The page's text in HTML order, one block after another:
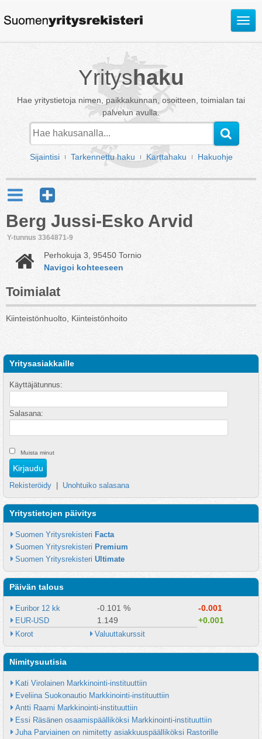
Avaa
Yrityshaku
Hae yritystietoja nimen, paikkakunnan, osoitteen, toimialan tai
palvelun avulla.
Sijaintisi Tarkennettu haku Karttahaku Hakuohje
Berg Jussi-Esko Arvid
Y-tunnus 3364871-9
Perhokuja 3, 95450 Tornio
Navigoi kohteeseen
Toimialat
Kiinteistönhuolto, Kiinteistönhoito
Yritysasiakkaille
Käyttäjätunnus:
Salasana:
Muista minut
Rekisteröidy Unohtuiko salasana
Yritystietojen päivitys
Suomen Yritysrekisteri Facta
Suomen Yritysrekisteri Premium
Suomen Yritysrekisteri Ultimate
Päivän talous
Euribor 12 kk -0.101 % -0.001
EUR-USD 1.149 +0.001
Korot Valuuttakurssit
Nimitysuutisia
Kati Virolainen Markkinointi-instituuttiin
Eveliina Suokonautio Markkinointi-instituuttiin
Antti Raami Markkinointi-instituuttiin
Essi Räsänen osaamispäälliköksi Markkinointi-instituuttiin
Juha Parviainen on nimitetty asiakkuuspäälliköksi Rastorille